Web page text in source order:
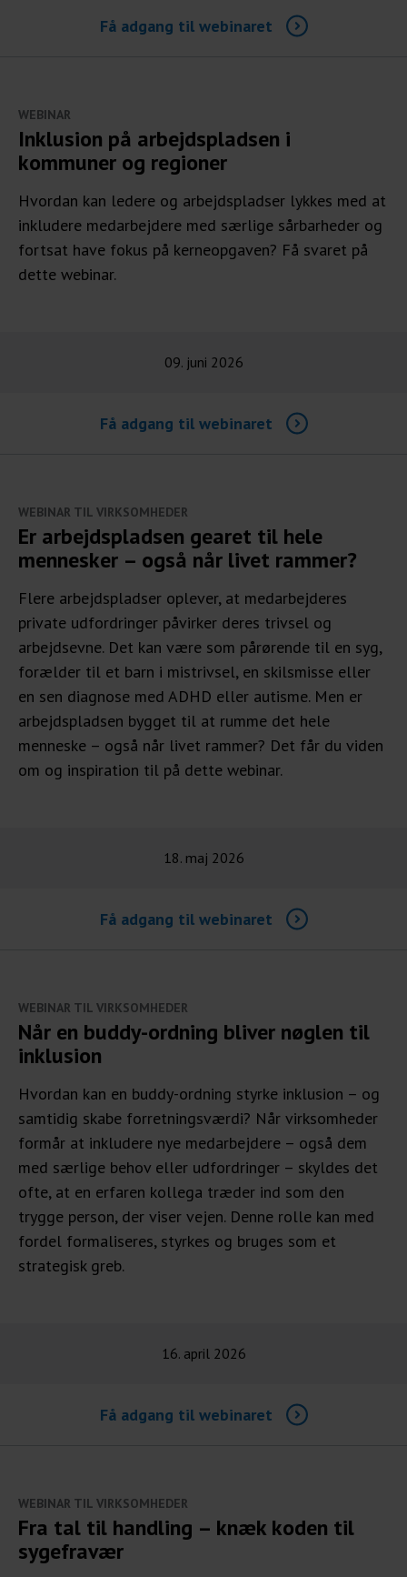
Få adgang til webinaret
WEBINAR
Inklusion på arbejdspladsen i
kommuner og regioner
Hvordan kan ledere og arbejdspladser lykkes med at
inkludere medarbejdere med særlige sårbarheder og
fortsat have fokus på kerneopgaven? Få svaret på
dette webinar.
09. juni 2026
Få adgang til webinaret
WEBINAR TIL VIRKSOMHEDER
Er arbejdspladsen gearet til hele
mennesker – også når livet rammer?
Flere arbejdspladser oplever, at medarbejderes
private udfordringer påvirker deres trivsel og
arbejdsevne. Det kan være som pårørende til en syg,
forælder til et barn i mistrivsel, en skilsmisse eller
en sen diagnose med ADHD eller autisme. Men er
arbejdspladsen bygget til at rumme det hele
menneske – også når livet rammer? Det får du viden
om og inspiration til på dette webinar.
18. maj 2026
Få adgang til webinaret
WEBINAR TIL VIRKSOMHEDER
Når en buddy-ordning bliver nøglen til
inklusion
Hvordan kan en buddy-ordning styrke inklusion – og
samtidig skabe forretningsværdi? Når virksomheder
formår at inkludere nye medarbejdere – også dem
med særlige behov eller udfordringer – skyldes det
ofte, at en erfaren kollega træder ind som den
trygge person, der viser vejen. Denne rolle kan med
fordel formaliseres, styrkes og bruges som et
strategisk greb.
16. april 2026
Få adgang til webinaret
WEBINAR TIL VIRKSOMHEDER
Fra tal til handling – knæk koden til
sygefravær